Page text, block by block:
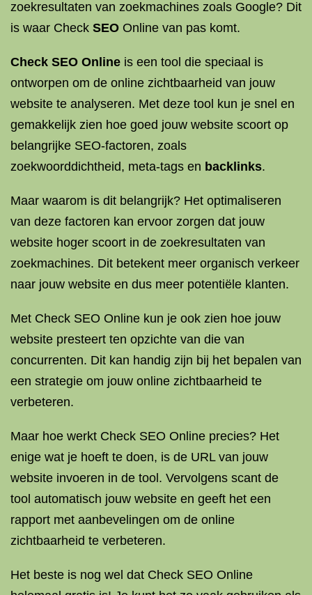
zoekresultaten van zoekmachines zoals Google? Dit
is waar Check SEO Online van pas komt.
Check SEO Online is een tool die speciaal is
ontworpen om de online zichtbaarheid van jouw
website te analyseren. Met deze tool kun je snel en
gemakkelijk zien hoe goed jouw website scoort op
belangrijke SEO-factoren, zoals
zoekwoorddichtheid, meta-tags en backlinks.
Maar waarom is dit belangrijk? Het optimaliseren
van deze factoren kan ervoor zorgen dat jouw
website hoger scoort in de zoekresultaten van
zoekmachines. Dit betekent meer organisch verkeer
naar jouw website en dus meer potentiële klanten.
Met Check SEO Online kun je ook zien hoe jouw
website presteert ten opzichte van die van
concurrenten. Dit kan handig zijn bij het bepalen van
een strategie om jouw online zichtbaarheid te
verbeteren.
Maar hoe werkt Check SEO Online precies? Het
enige wat je hoeft te doen, is de URL van jouw
website invoeren in de tool. Vervolgens scant de
tool automatisch jouw website en geeft het een
rapport met aanbevelingen om de online
zichtbaarheid te verbeteren.
Het beste is nog wel dat Check SEO Online